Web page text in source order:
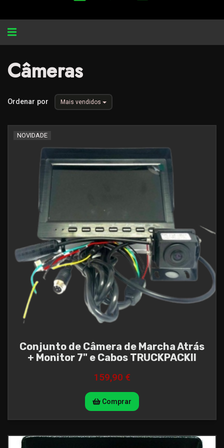
Alternar
Câmeras
Ordenar por Mais vendidos
NOVIDADE
Conjunto de Câmera de Marcha Atrás
+ Monitor 7" e Cabos TRUCKPACKll
159,90 €
Comprar